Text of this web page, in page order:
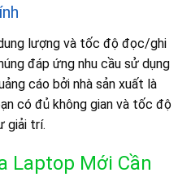
lượng và tốc độ đọc/ghi
đáp ứng nhu cầu sử dụng
cáo bởi nhà sản xuất là
có đủ không gian và tốc độ
giải trí.
Laptop Mới Cần